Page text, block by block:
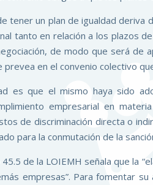
tener un plan de igualdad
tanto en relación a los plazos
de modo que será de
en el convenio colectivo
es que el mismo haya sido
empresarial en
de discriminación directa o
para la conmutación de la
de la LOIEMH señala que la
empresas”. Para fomentar